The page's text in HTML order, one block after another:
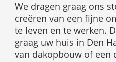
We dragen graag ons
creëren van een fijne
te leven en te werken.
graag uw huis in Den
van dakopbouw of een